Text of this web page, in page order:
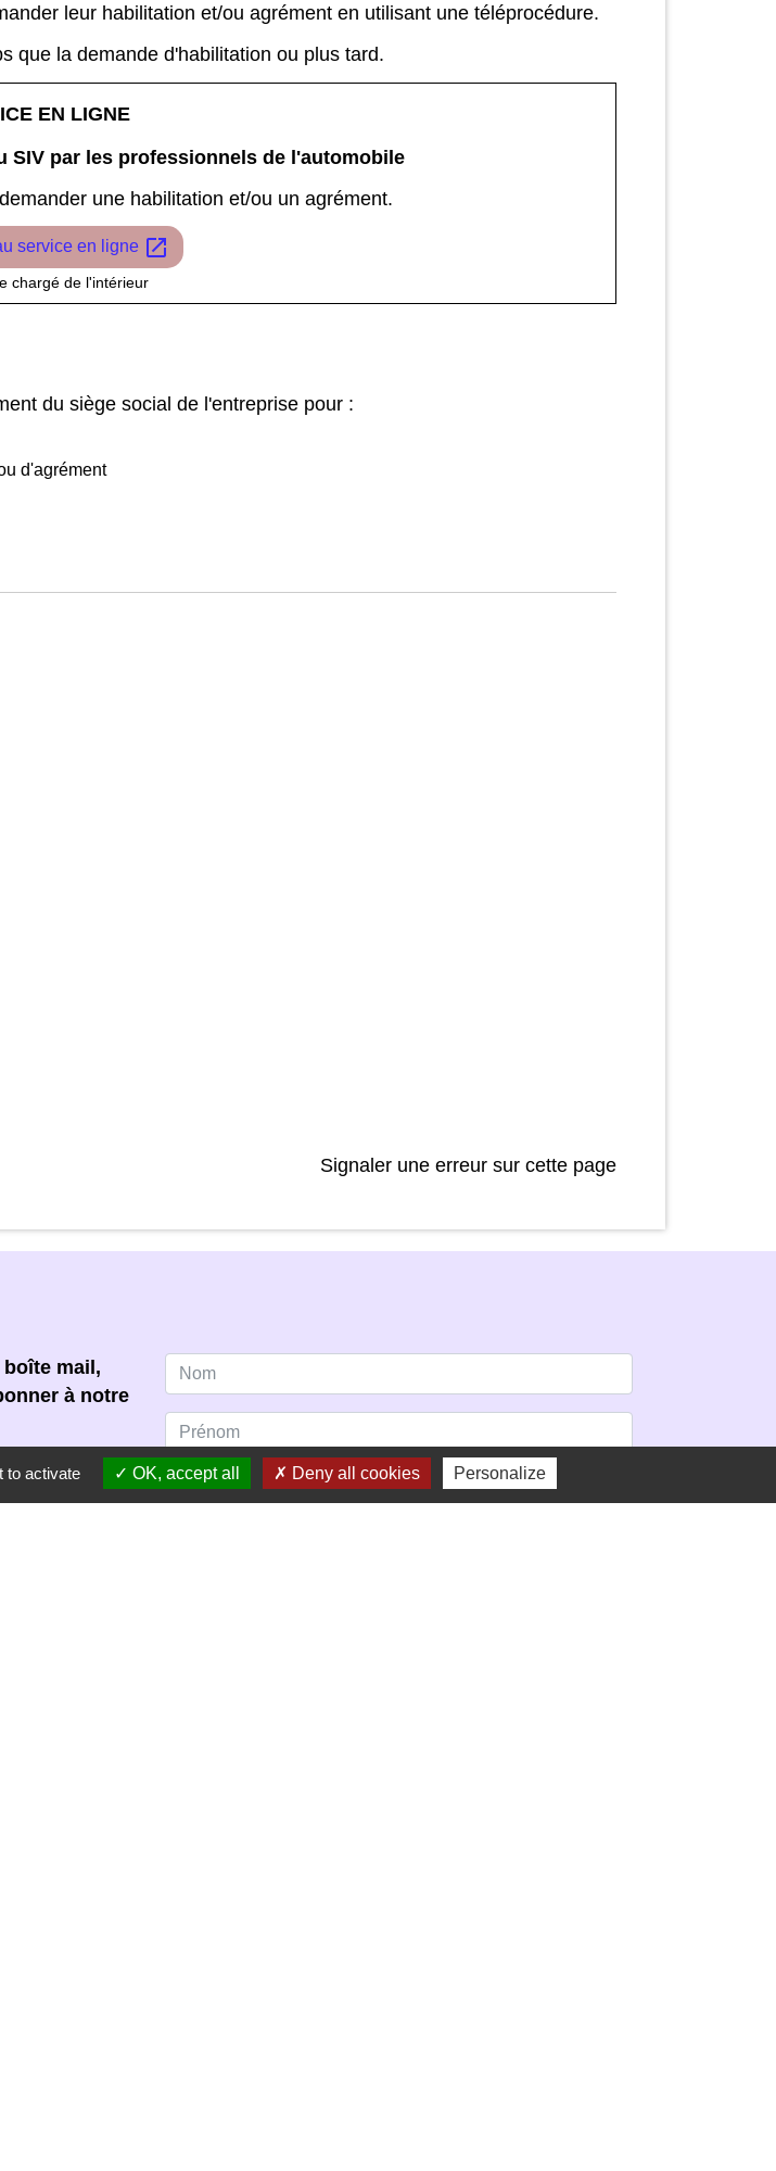
leur habilitation et/ou agrément en utilisant une téléprocédure.
que la demande d'habilitation ou plus tard.
EN LIGNE
SIV par les professionnels de l'automobile
une habilitation et/ou un agrément.
service en ligne open_in_new
chargé de l'intérieur
du siège social de l'entreprise pour :
d'agrément
Signaler une erreur sur cette page
mail,
à notre
à tout
to activate OK, accept all Deny all cookies Personalize